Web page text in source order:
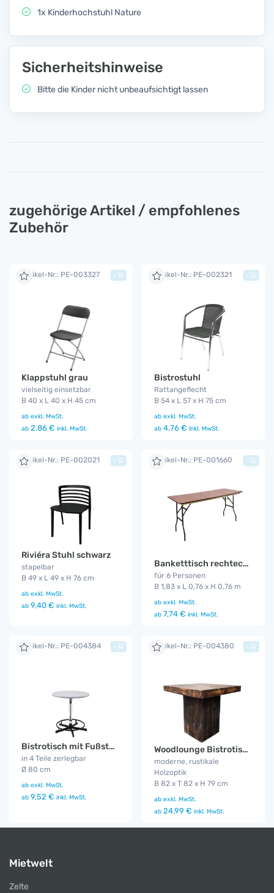
1x Kinderhochstuhl Nature
Sicherheitshinweise
Bitte die Kinder nicht unbeaufsichtigt lassen
zugehörige Artikel / empfohlenes
Zubehör
Artikel-Nr.: PE-003327
Klappstuhl grau
vielseitig einsetzbar
B 40 x L 40 x H 45 cm
ab exkl. MwSt.
ab 2,86 € inkl. MwSt.
+ Artikel-Nr.: PE-002321
Bistrostuhl
Rattangeflecht
B 54 x L 57 x H 75 cm
ab exkl. MwSt.
ab 4,76 € inkl. MwSt.
+
Artikel-Nr.: PE-002021
Riviéra Stuhl schwarz
stapelbar
B 49 x L 49 x H 76 cm
ab exkl. MwSt.
ab 9,40 € inkl. MwSt.
+ Artikel-Nr.: PE-001660
Banketttisch rechteckig 1,83 m
für 6 Personen
B 1,83 x L 0,76 x H 0,76 m
ab exkl. MwSt.
ab 7,74 € inkl. MwSt.
+
Artikel-Nr.: PE-004384
Bistrotisch mit Fußstütze 80 cm
in 4 Teile zerlegbar
Ø 80 cm
ab exkl. MwSt.
ab 9,52 € inkl. MwSt.
+ Artikel-Nr.: PE-004380
Woodlounge Bistrotisch Industrial
moderne, rustikale
Holzoptik
B 82 x T 82 x H 79 cm
ab exkl. MwSt.
ab 24,99 € inkl. MwSt.
+
Mietwelt
Zelte